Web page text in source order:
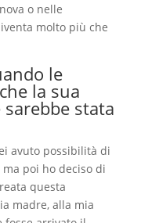
o nelle
molto più che
le
la sua
stata
avuto possibilità di
poi ho deciso di
questa
madre, alla mia